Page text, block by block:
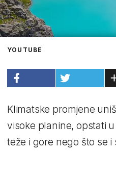
YOUTUBE
Klimatske promjene
visoke planine, opstati
teže i gore nego što se i